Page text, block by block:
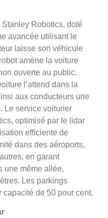
Robotics, doté
avancée utilisant le
laisse son véhicule
amène la voiture
ouverte au public.
l’attend dans la
aux conducteurs une
Le service voiturier
optimisé par le lidar
efficiente de
dans des aéroports,
en garant
une même allée,
Les parkings
de 50 pour cent.